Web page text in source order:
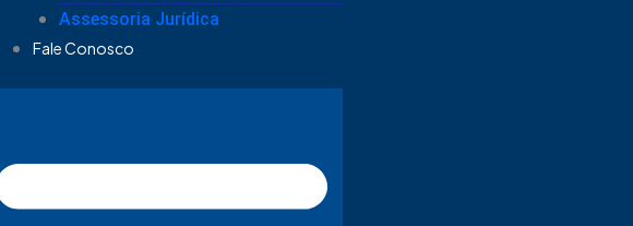
Assessoria Jurídica
Fale Conosco